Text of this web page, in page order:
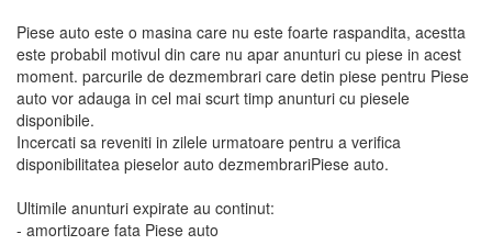
Piese auto este o masina care nu este foarte raspandita, acestta
este probabil motivul din care nu apar anunturi cu piese in acest
moment. parcurile de dezmembrari care detin piese pentru Piese
auto vor adauga in cel mai scurt timp anunturi cu piesele
disponibile.
Incercati sa reveniti in zilele urmatoare pentru a verifica
disponibilitatea pieselor auto dezmembrariPiese auto.
Ultimile anunturi expirate au continut:
- amortizoare fata Piese auto